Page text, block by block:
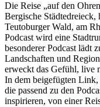
Die Reise „auf den
Bergische
Teutoburger Wald, am
Podcast wird eine
besonderer Podcast lädt
Landschaften und
erweckt das Gefühl, live
In dem beigefügten
die passend zu den
inspirieren, von einer